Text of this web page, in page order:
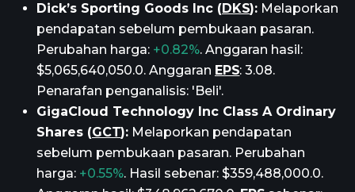
Dick’s Sporting Goods Inc (DKS): Melaporkan
pendapatan sebelum pembukaan pasaran.
Perubahan harga: +0.82%. Anggaran hasil:
$5,065,640,050.0. Anggaran EPS: 3.08.
Penarafan penganalisis: 'Beli'.
GigaCloud Technology Inc Class A Ordinary
Shares (GCT): Melaporkan pendapatan
sebelum pembukaan pasaran. Perubahan
harga: +0.55%. Hasil sebenar: $359,488,000.0.